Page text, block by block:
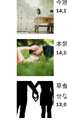
今
本
草
せ